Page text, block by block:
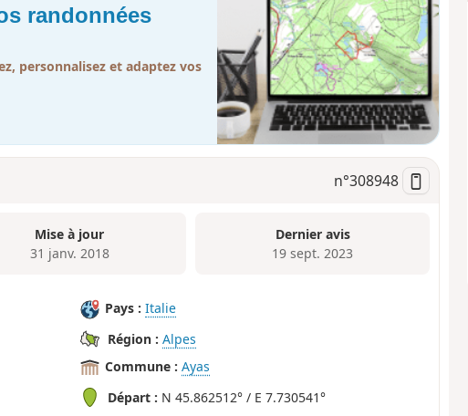
randonnées
personnalisez et adaptez vos
n°308948
Mise à jour
31 janv. 2018
Dernier avis
19 sept. 2023
Pays : Italie
Région : Alpes
Commune : Ayas
Départ : N 45.862512° / E 7.730541°